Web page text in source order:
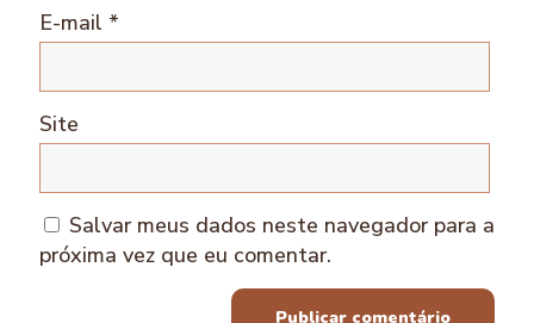
E-mail *
Site
Salvar meus dados neste navegador para a
próxima vez que eu comentar.